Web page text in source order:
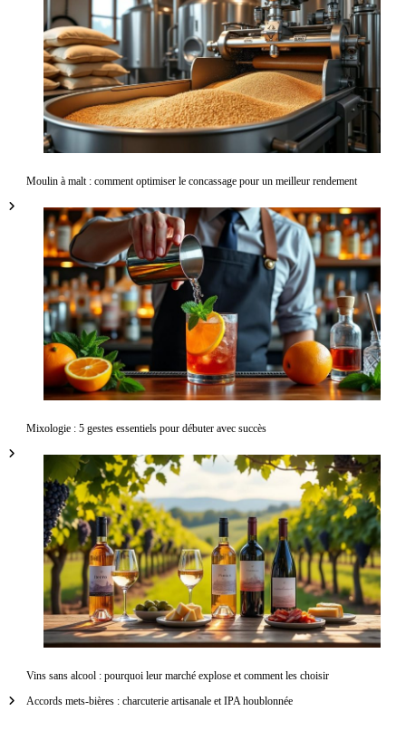
Moulin à malt : comment optimiser le concassage pour un meilleur rendement
Mixologie : 5 gestes essentiels pour débuter avec succès
Vins sans alcool : pourquoi leur marché explose et comment les choisir
Accords mets-bières : charcuterie artisanale et IPA houblonnée